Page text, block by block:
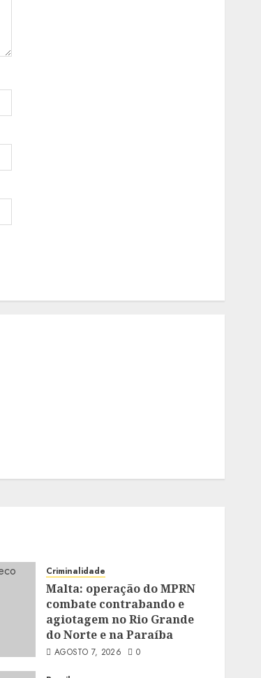
Criminalidade
Malta: operação do MPRN
combate contrabando e
agiotagem no Rio Grande
do Norte e na Paraíba
AGOSTO 7, 2026 0